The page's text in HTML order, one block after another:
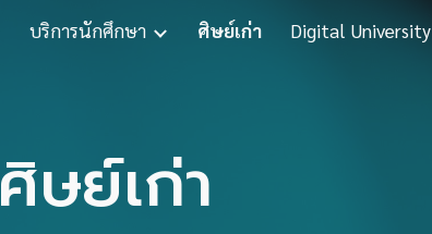
Skip to navigation
บริการนักศึกษา ศิษย์เก่า Digital University
ศิษย์เก่า